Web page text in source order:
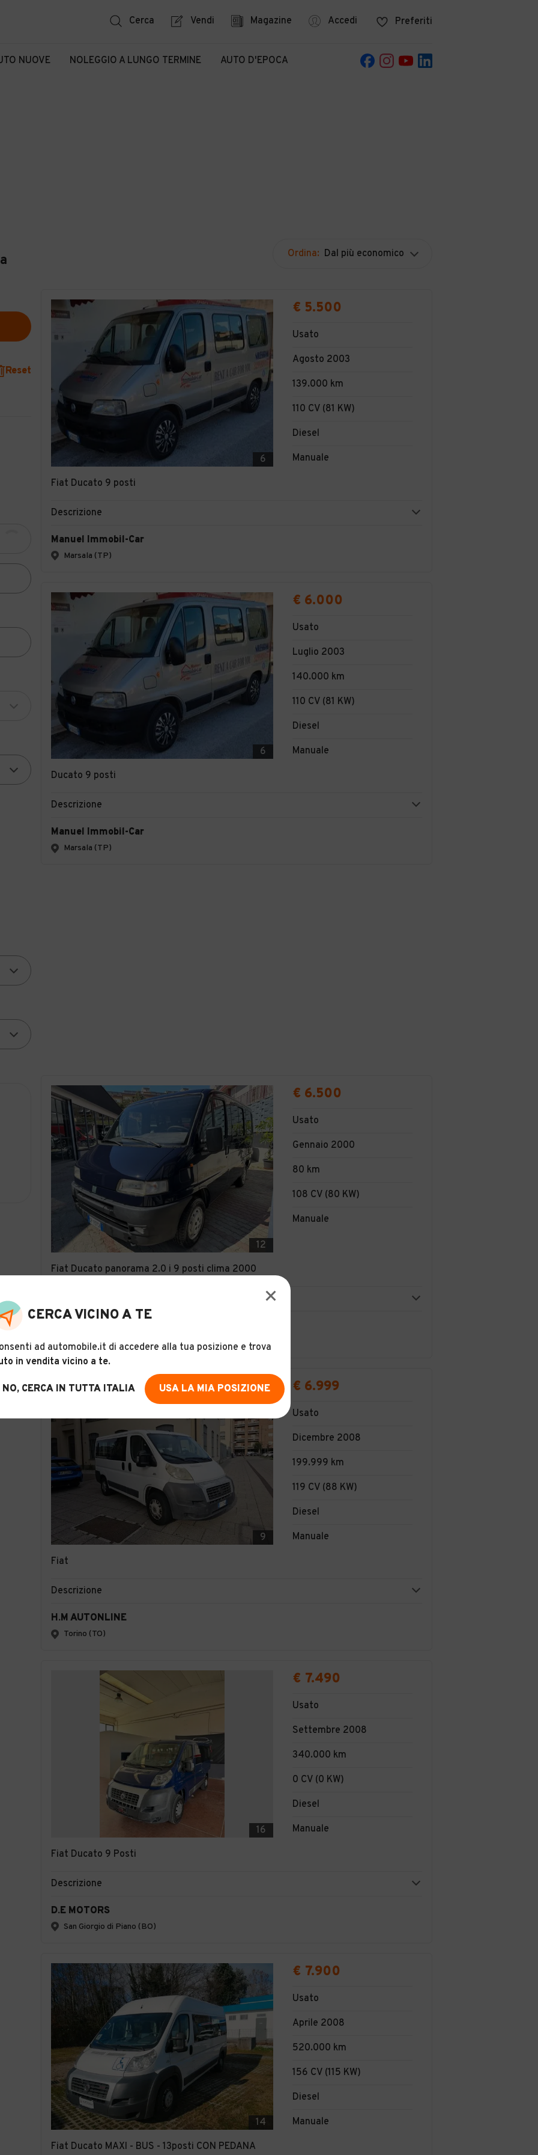
Cerca Vendi Magazine Accedi Preferiti
NUOVE NOLEGGIO A LUNGO TERMINE AUTO D'EPOCA
Ordina: Dal più economico
Reset
6
Fiat Ducato 9 posti
€ 5.500
Usato
Agosto 2003
139.000 km
110 CV (81 KW)
Diesel
Manuale
Descrizione
Manuel Immobil-Car
Marsala (TP)
6
Ducato 9 posti
€ 6.000
Usato
Luglio 2003
140.000 km
110 CV (81 KW)
Diesel
Manuale
Descrizione
Manuel Immobil-Car
Marsala (TP)
12
Fiat Ducato panorama 2.0 i 9 posti clima 2000
€ 6.500
Usato
Gennaio 2000
80 km
108 CV (80 KW)
Manuale
Licata (AG)
9
Fiat
€ 6.999
Usato
Dicembre 2008
199.999 km
119 CV (88 KW)
Diesel
Manuale
Descrizione
H.M AUTONLINE
Torino (TO)
16
Fiat Ducato 9 Posti
€ 7.490
Usato
Settembre 2008
340.000 km
0 CV (0 KW)
Diesel
Manuale
Descrizione
D.E MOTORS
San Giorgio di Piano (BO)
14
Fiat Ducato MAXI - BUS - 13posti CON PEDANA
€ 7.900
Usato
Aprile 2008
520.000 km
156 CV (115 KW)
Diesel
Manuale
CERCA VICINO A TE
ad automobile.it di accedere alla tua posizione e trova
in vendita vicino a te.
NO, CERCA IN TUTTA ITALIA USA LA MIA POSIZIONE